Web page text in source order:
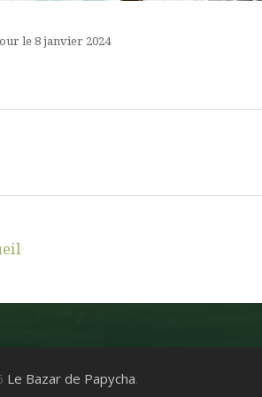
le 8 janvier 2024
Le Bazar de Papycha.